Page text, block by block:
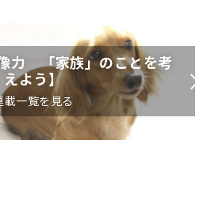
力 「家族」のことを考
えよう】
載一覧を見る